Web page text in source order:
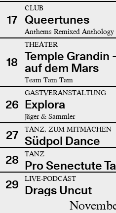
17
CLUB
Queertunes
Anthems Remixed Anthology
18
THEATER
Temple Grandin
auf dem Mars
Team Tam Tam
26
GASTVERANSTALTUNG
Explora
Jäger & Sammler
27 TANZ, ZUM MITMACHEN
Südpol Dance
28
TANZ
Pro Senectute
29
LIVE-PODCAST
Drags Uncut